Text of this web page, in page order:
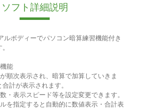
ソフト詳細説明
ルボディーでパソコン暗算練習機能付き
能
順次表示され、暗算で加算していきま
計が表示されます。
・表示スピード等を設定変更できます。
を指定すると自動的に数値表示・合計表